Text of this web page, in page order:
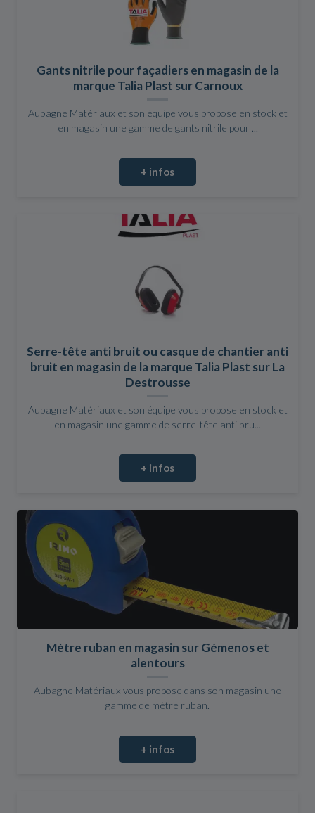
Gants nitrile pour façadiers en magasin de la
marque Talia Plast sur Carnoux
Aubagne Matériaux et son équipe vous propose en stock et
en magasin une gamme de gants nitrile pour ...
+ infos
Serre-tête anti bruit ou casque de chantier anti
bruit en magasin de la marque Talia Plast sur La
Destrousse
Aubagne Matériaux et son équipe vous propose en stock et
en magasin une gamme de serre-tête anti bru...
+ infos
Mètre ruban en magasin sur Gémenos et
alentours
Aubagne Matériaux vous propose dans son magasin une
gamme de mètre ruban.
+ infos